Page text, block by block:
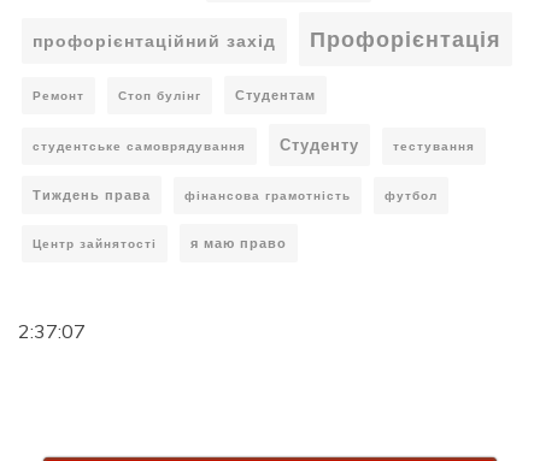
профорієнтаційний захід Профорієнтація
Ремонт Стоп булінг Студентам
студентське самоврядування Студенту тестування
Тиждень права фінансова грамотність футбол
Центр зайнятості я маю право
2:37:08